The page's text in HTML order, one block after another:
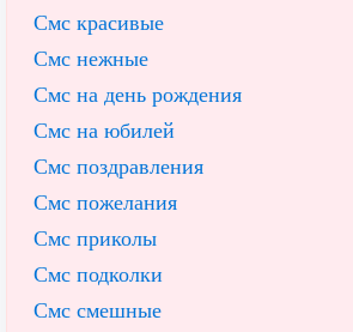
Смс красивые
Смс нежные
Смс на день рождения
Смс на юбилей
Смс поздравления
Смс пожелания
Смс приколы
Смс подколки
Смс смешные